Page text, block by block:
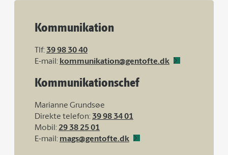
Kommunikation
Tlf: 39 98 30 40
E-mail: kommunikation@gentofte.dk
Kommunikationschef
Marianne Grundsøe
Direkte telefon: 39 98 34 01
Mobil: 29 38 25 01
E-mail: mags@gentofte.dk